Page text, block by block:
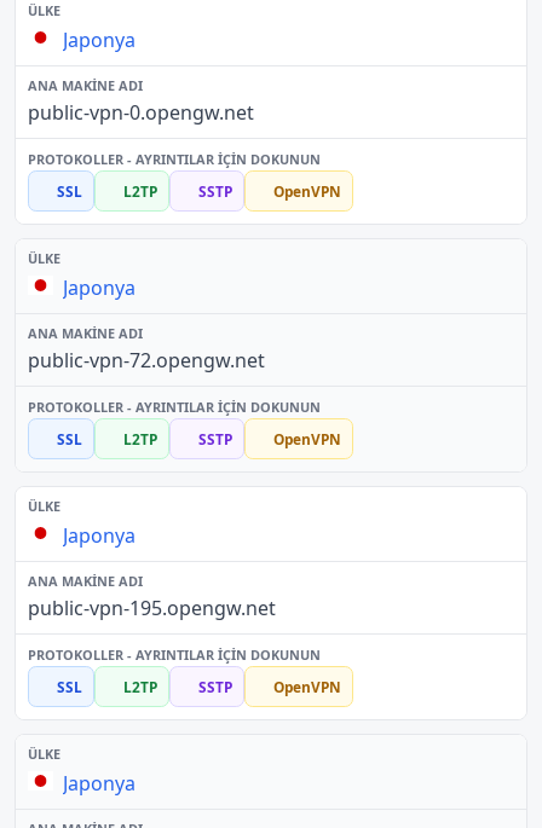
Japonya
public-vpn-0.opengw.net
SSL L2TP SSTP OpenVPN
Japonya
public-vpn-72.opengw.net
SSL L2TP SSTP OpenVPN
Japonya
public-vpn-195.opengw.net
SSL L2TP SSTP OpenVPN
Japonya